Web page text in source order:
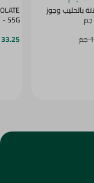
بالحليب وجوز
BERRY - 55G
33.25 جم